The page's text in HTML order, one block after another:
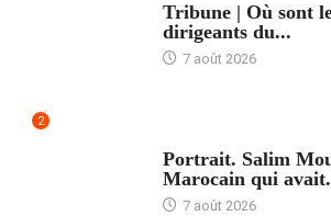
Tribune | Où sont
dirigeants du...
7 août 2026
2
Portrait. Salim
Marocain qui
7 août 2026